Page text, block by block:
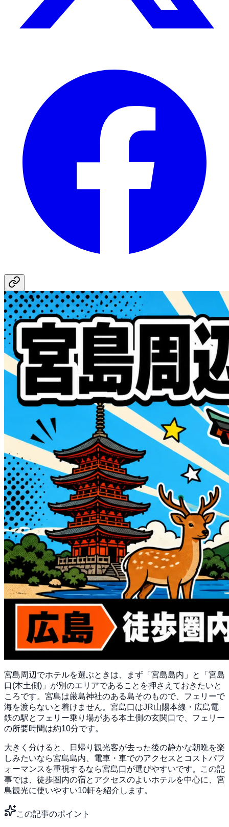
宮島周辺でホテルを選ぶときは、まず「宮島島内」と「宮島
口(本土側)」が別のエリアであることを押さえておきたいと
ころです。宮島は厳島神社のある島そのもので、フェリーで
海を渡らないと着けません。宮島口はJR山陽本線・広島電
鉄の駅とフェリー乗り場がある本土側の玄関口で、フェリー
の所要時間は約10分です。
大きく分けると、日帰り観光客が去った後の静かな朝晩を楽
しみたいなら宮島島内、電車・車でのアクセスとコストパフ
ォーマンスを重視するなら宮島口が選びやすいです。この記
事では、徒歩圏内の宿とアクセスのよいホテルを中心に、宮
島観光に使いやすい10軒を紹介します。
この記事のポイント